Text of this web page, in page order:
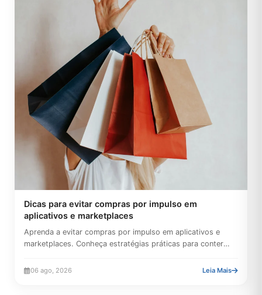
Dicas para evitar compras por impulso em
aplicativos e marketplaces
Aprenda a evitar compras por impulso em aplicativos e
marketplaces. Conheça estratégias práticas para conter
06 ago, 2026 Leia Mais